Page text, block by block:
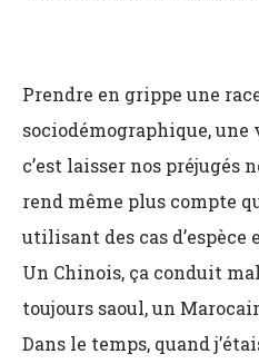
Prendre en grippe une
sociodémographique,
c’est laisser nos préjugés
rend même plus compte
utilisant des cas
Un Chinois, ça conduit
toujours saoul, un
Dans le temps, quand